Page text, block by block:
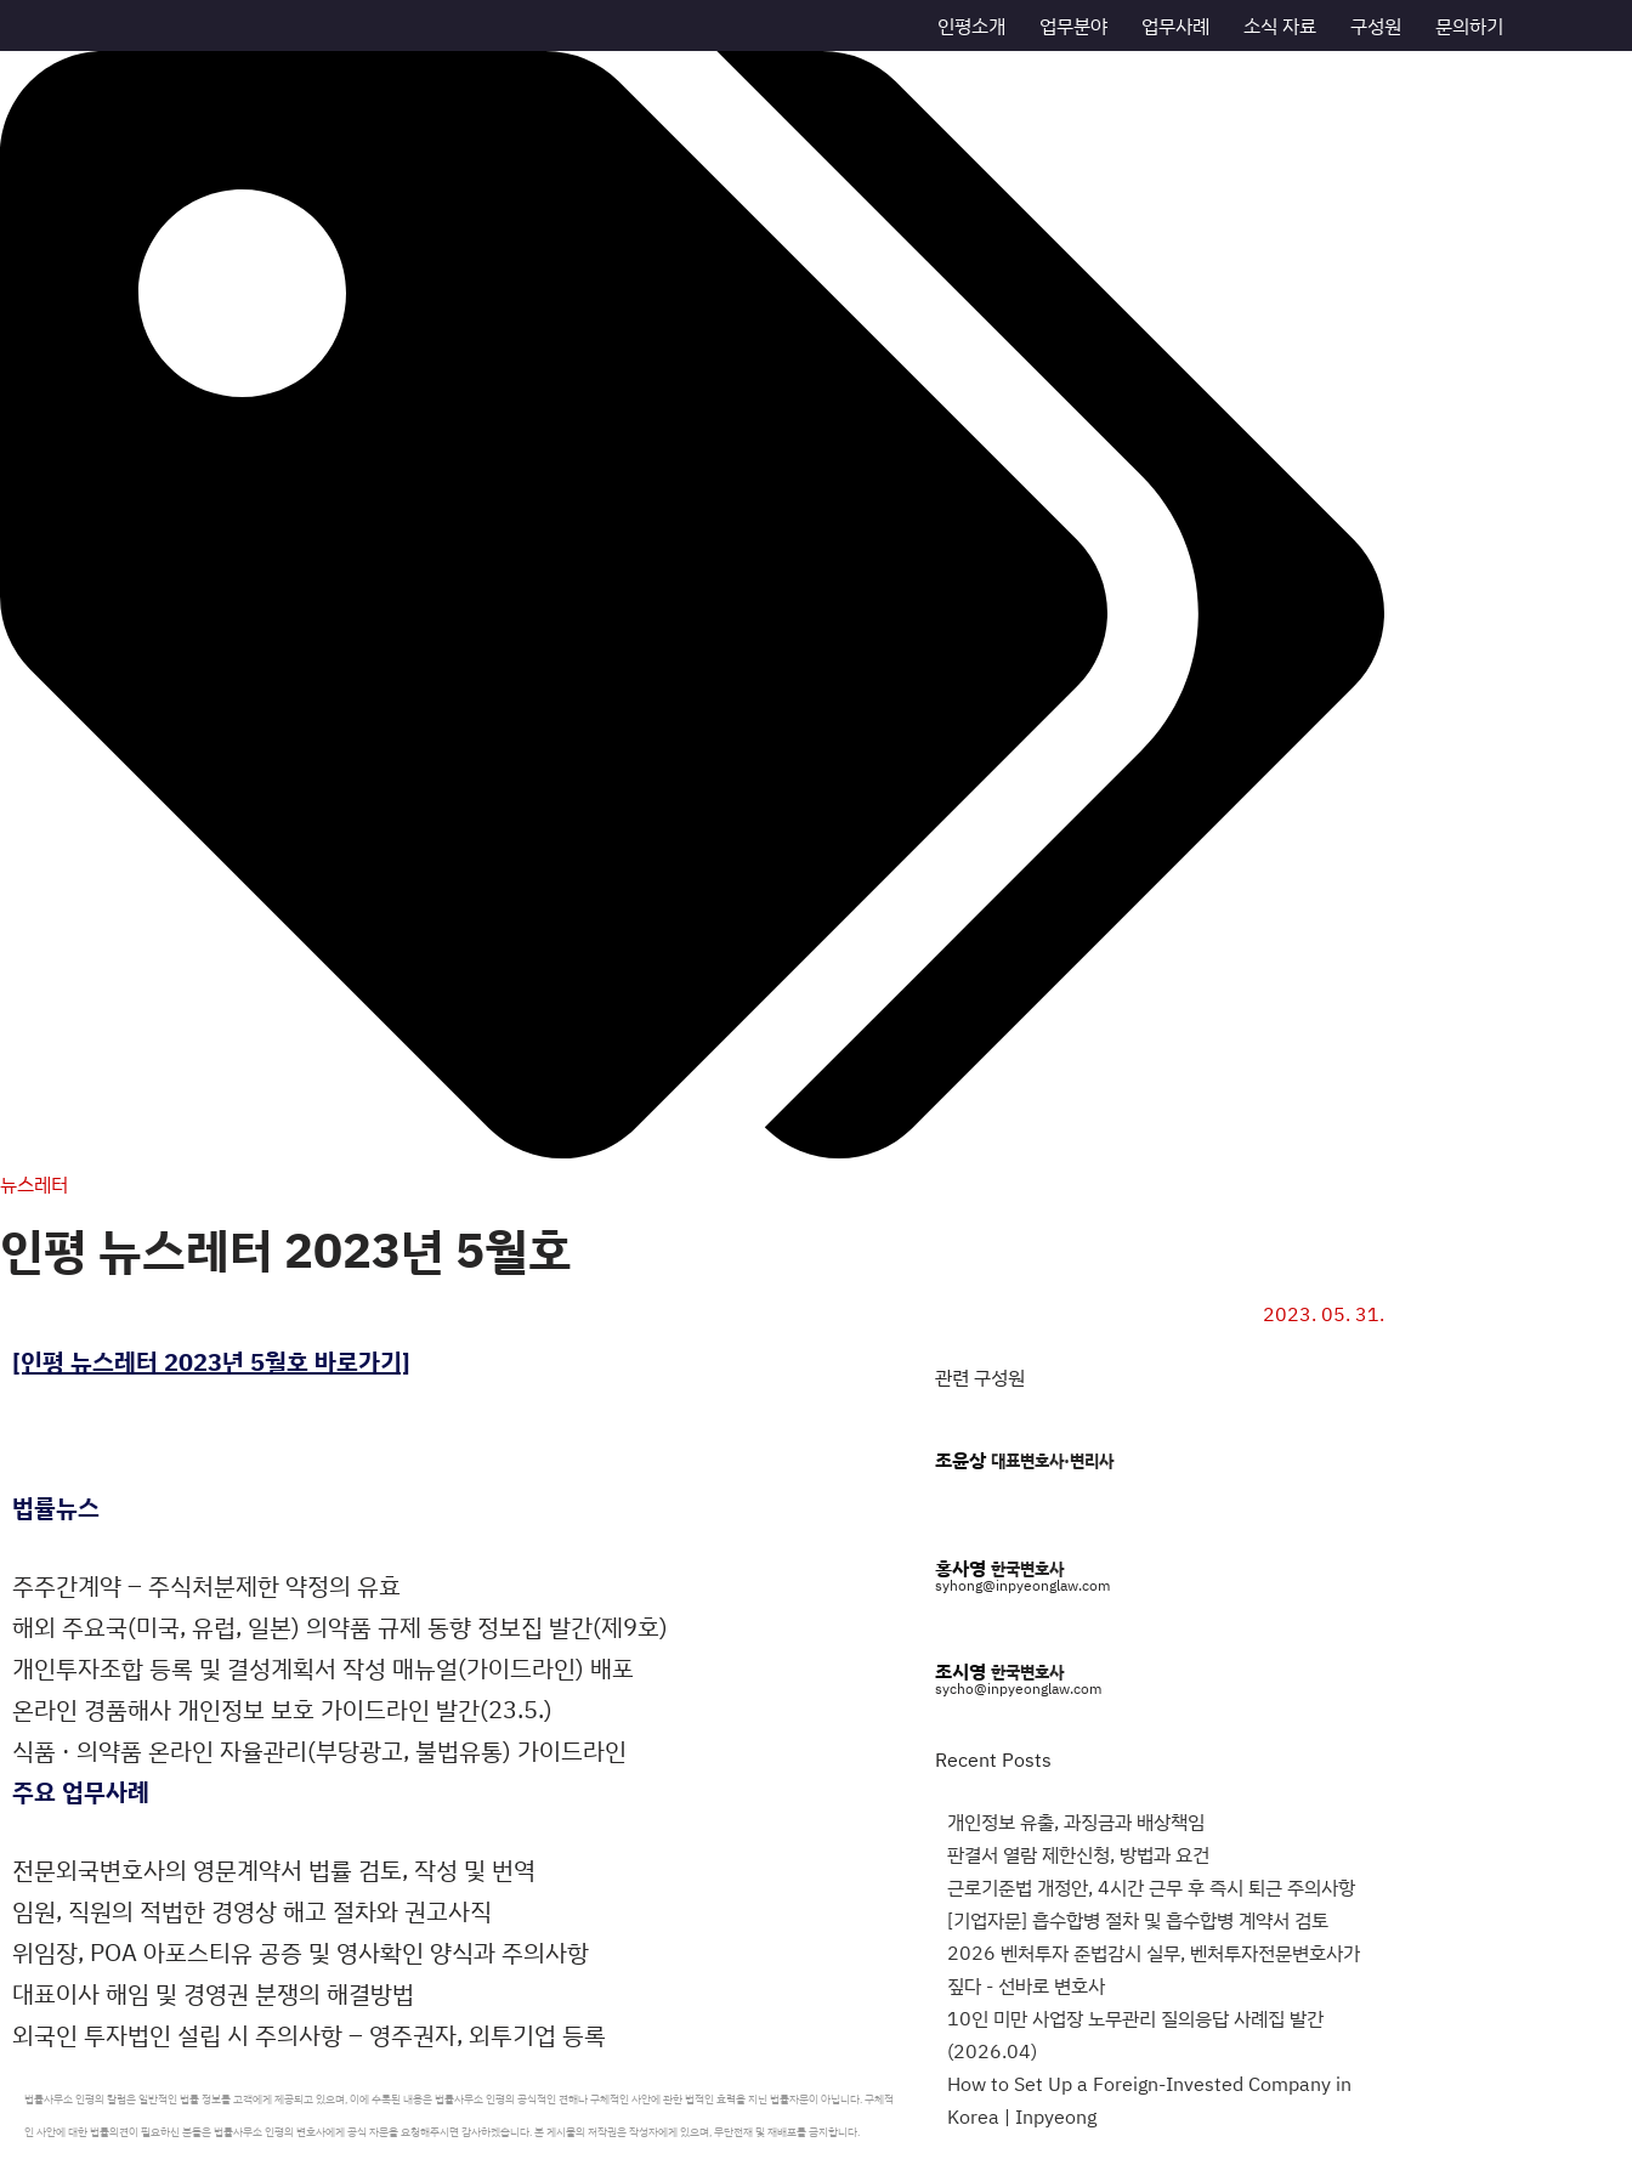
텐
인평소개 업무분야 업무사례 소식 자료 구성원 문의하기
뉴스레터
인평 뉴스레터 2023년 5월호
2023. 05. 31.
[인평 뉴스레터 2023년 5월호 바로가기]
법률뉴스
주주간계약 – 주식처분제한 약정의 유효
해외 주요국(미국, 유럽, 일본) 의약품 규제 동향 정보집 발간(제9호)
개인투자조합 등록 및 결성계획서 작성 매뉴얼(가이드라인) 배포
온라인 경품해사 개인정보 보호 가이드라인 발간(23.5.)
식품 · 의약품 온라인 자율관리(부당광고, 불법유통) 가이드라인
주요 업무사례
전문외국변호사의 영문계약서 법률 검토, 작성 및 번역
임원, 직원의 적법한 경영상 해고 절차와 권고사직
위임장, POA 아포스티유 공증 및 영사확인 양식과 주의사항
대표이사 해임 및 경영권 분쟁의 해결방법
외국인 투자법인 설립 시 주의사항 – 영주권자, 외투기업 등록
법률사무소 인평의 칼럼은 일반적인 법률 정보를 고객에게 제공되고 있으며, 이에 수록된 내용은 법률사무소 인평의 공식적인 견해나 구체적인 사안에 관한 법적인 효력을 지닌 법률자문이 아닙니다. 구체적
인 사안에 대한 법률의견이 필요하신 분들은 법률사무소 인평의 변호사에게 공식 자문을 요청해주시면 감사하겠습니다. 본 게시물의 저작권은 작성자에게 있으며, 무단전재 및 재배포를 금지합니다.
관련 구성원
조윤상대표변호사·변리사
홍사영 한국변호사
syhong@inpyeonglaw.com
조시영 한국변호사
sycho@inpyeonglaw.com
Recent Posts
개인정보 유출, 과징금과 배상책임
판결서 열람 제한신청, 방법과 요건
근로기준법 개정안, 4시간 근무 후 즉시 퇴근 주의사항
[기업자문] 흡수합병 절차 및 흡수합병 계약서 검토
2026 벤처투자 준법감시 실무, 벤처투자전문변호사가
짚다 - 선바로 변호사
10인 미만 사업장 노무관리 질의응답 사례집 발간
(2026.04)
How to Set Up a Foreign-Invested Company in
Korea | Inpyeong